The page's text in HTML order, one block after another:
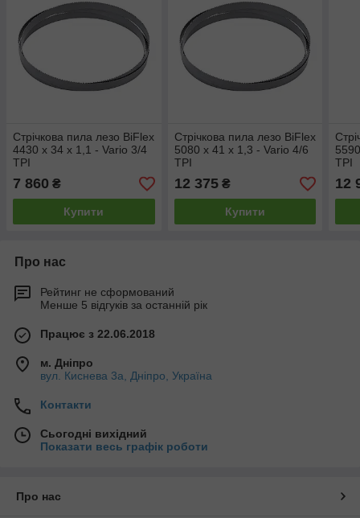
Стрічкова пила лезо BiFlex
4430 x 34 x 1,1 - Vario 3/4
TPI
7 860 ₴
Купити
Стрічкова пила лезо BiFlex
5080 x 41 x 1,3 - Vario 4/6
TPI
12 375₴
Купити
TPI
12
Про нас
Рейтинг не сформований
Менше 5 відгуків за останній рік
Працює з 22.06.2018
м. Дніпро
вул. Киснева 3а, Дніпро, Україна
Контакти
Сьогодні вихідний
Показати весь графік роботи
Про нас